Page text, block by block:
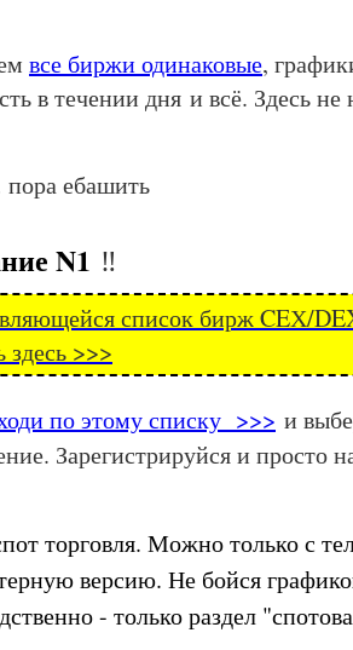
все биржи одинаковые,
в течении дня и всё. Здесь
ебашить
N1 ‼️
список бирж CEХ/
здесь >>>
по этому списку >>> и
Зарегистрируйся и просто
торговля. Можно только с
версию. Не бойся
- только раздел